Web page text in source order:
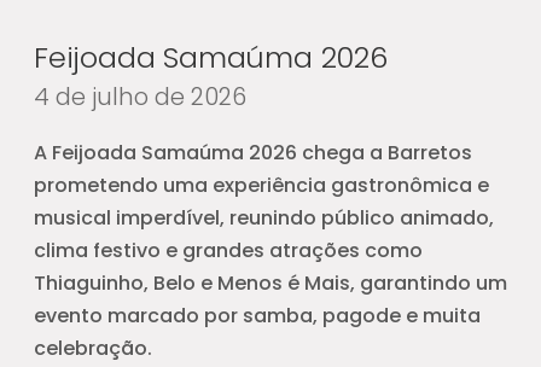
Feijoada Samaúma 2026
4 de julho de 2026
A Feijoada Samaúma 2026 chega a Barretos
prometendo uma experiência gastronômica e
musical imperdível, reunindo público animado,
clima festivo e grandes atrações como
Thiaguinho, Belo e Menos é Mais, garantindo um
evento marcado por samba, pagode e muita
celebração.